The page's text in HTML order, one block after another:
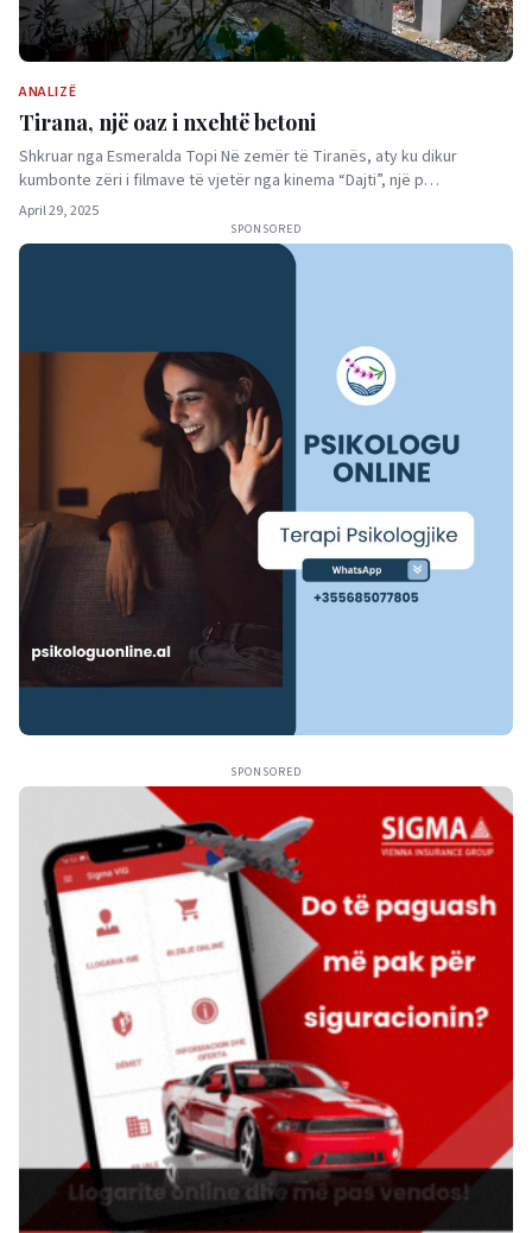
ANALIZË
Tirana, një oaz i nxehtë betoni
Shkruar nga Esmeralda Topi Në zemër të Tiranës, aty ku dikur
kumbonte zëri i filmave të vjetër nga kinema “Dajti”, një p…
April 29, 2025
SPONSORED
SPONSORED